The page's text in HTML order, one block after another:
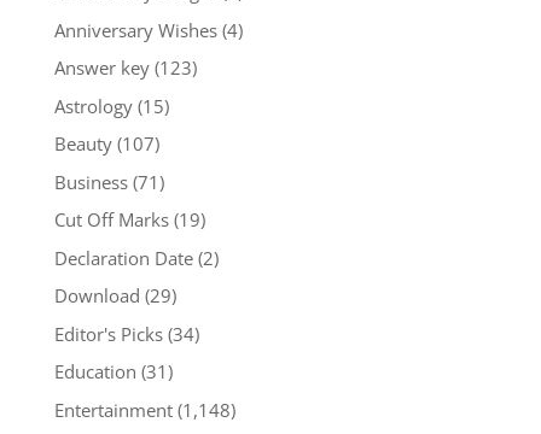
Anniversary Wishes(4)
Answer key(123)
Astrology(15)
Beauty(107)
Business(71)
Cut Off Marks(19)
Declaration Date(2)
Download (29)
Editor's Picks(34)
Education (31)
Entertainment(1,148)